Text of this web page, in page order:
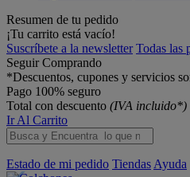
Resumen de tu pedido
¡Tu carrito está vacío!
Suscríbete a la newsletter Todas las
Seguir Comprando
*Descuentos, cupones y servicios
Pago 100% seguro
Total con descuento (IVA incluido*)
Ir Al Carrito
Estado de mi pedido Tiendas Ayuda